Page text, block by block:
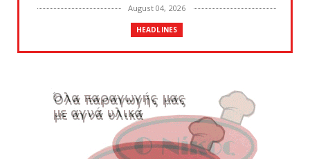
August 04, 2026
HEADLINES
Θλίψη για τον χαμό του Γιώργου
SLIDE
Ξεκινά η ελεύθερη διάθεση των εισιτηρίων
διαρκείας του βόλεϊ...
August 04, 2026